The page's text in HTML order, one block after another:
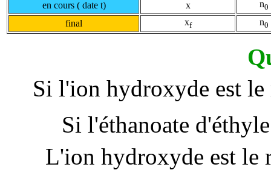
en cours ( date t) x n0
final xf n0
Si l'ion hydroxyde est
Si l'éthanoate
L'ion hydroxyde est le